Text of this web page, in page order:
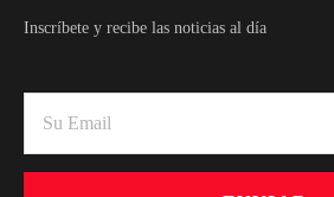
Inscríbete y recibe las noticias al día